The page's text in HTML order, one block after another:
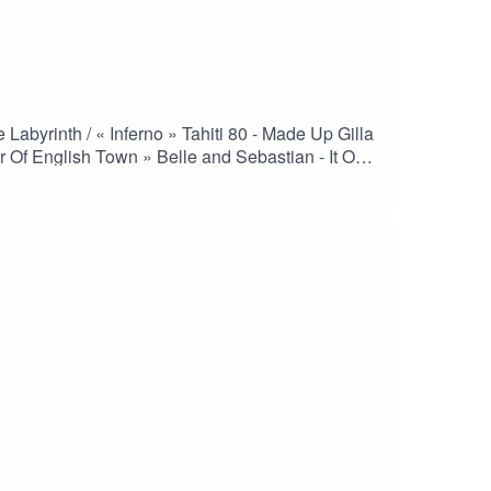
/ « Inferno » Tahiti 80 - Made Up Gilla
English Town » Belle and Sebastian - It Only
/ « LE REGNE LA PUISSANCE ET LA
I'm Pursuing A Career Outside Of
of Water x Horse Jumper of Love - charter
»